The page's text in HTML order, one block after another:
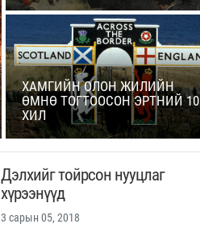
ХАМГИЙН ОЛОН ЖИЛИЙН
ӨМНӨ ТОГТООСОН ЭРТНИЙ 10
ХИЛ
Дэлхийг тойрсон нууцлаг
хүрээнүүд
3 сарын 05, 2018